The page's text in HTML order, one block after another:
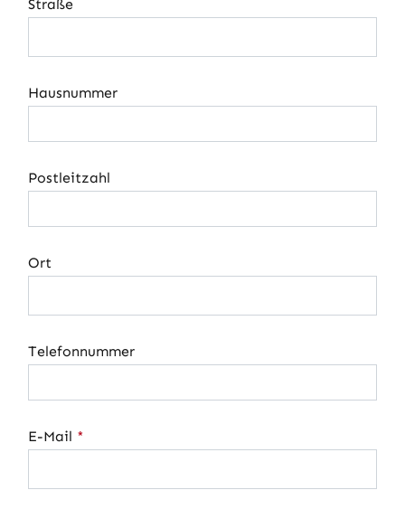
Straße
Hausnummer
Postleitzahl
Ort
Telefonnummer
E-Mail *